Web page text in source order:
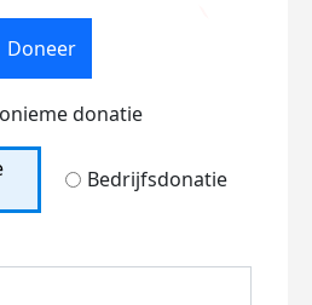
Doneer
donatie
Bedrijfsdonatie